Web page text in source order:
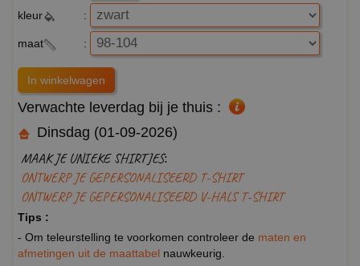
kleur :
maat :
Verwachte leverdag bij je thuis :
Dinsdag (01-09-2026)
MAAK JE UNIEKE SHIRTJES:
ONTWERP JE GEPERSONALISEERD T-SHIRT
ONTWERP JE GEPERSONALISEERD V-HALS T-SHIRT
Tips :
- Om teleurstelling te voorkomen controleer de maten en
afmetingen uit de maattabel nauwkeurig.